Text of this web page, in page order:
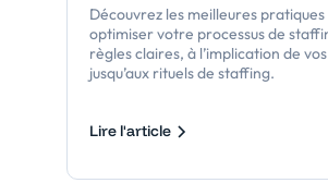
Découvrez les meilleures
optimiser votre processus de
règles claires, à l’implication de
jusqu’aux rituels de staffing.
Lire l'article